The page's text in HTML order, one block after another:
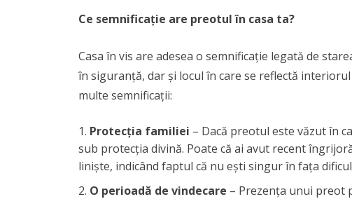
Ce semnificație are preotul în casa ta?
Casa în vis are adesea o semnificație legată de
în siguranță, dar și locul în care se reflectă
multe semnificații:
Protecția familiei – Dacă preotul este văzut în
sub protecția divină. Poate că ai avut recent
liniște, indicând faptul că nu ești singur în fața
O perioadă de vindecare – Prezența unui preot